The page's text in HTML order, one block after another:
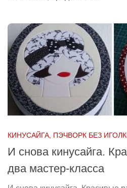
КИНУСАЙГА, ПЭЧВОРК БЕЗ
И снова кинусайга.
два мастер-класса